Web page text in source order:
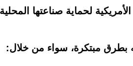
لحماية صناعتها
بطرق مبتكرة، سواء من خلال: